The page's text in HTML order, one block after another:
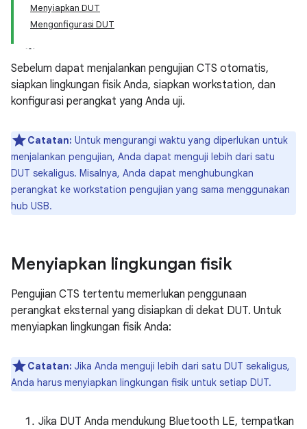
Menyiapkan DUT
Mengonfigurasi DUT
Sebelum dapat menjalankan pengujian CTS otomatis,
siapkan lingkungan fisik Anda, siapkan workstation, dan
konfigurasi perangkat yang Anda uji.
Catatan: Untuk mengurangi waktu yang diperlukan untuk
menjalankan pengujian, Anda dapat menguji lebih dari satu
DUT sekaligus. Misalnya, Anda dapat menghubungkan
perangkat ke workstation pengujian yang sama menggunakan
hub USB.
Menyiapkan lingkungan fisik
Pengujian CTS tertentu memerlukan penggunaan
perangkat eksternal yang disiapkan di dekat DUT. Untuk
menyiapkan lingkungan fisik Anda:
Catatan: Jika Anda menguji lebih dari satu DUT sekaligus,
Anda harus menyiapkan lingkungan fisik untuk setiap DUT.
Jika DUT Anda mendukung Bluetooth LE, tempatkan